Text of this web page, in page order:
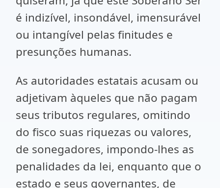
é indizível, insondável, imensurável
ou intangível pelas finitudes e
presunções humanas.
As autoridades estatais acusam ou
adjetivam àqueles que não pagam
seus tributos regulares, omitindo
do fisco suas riquezas ou valores,
de sonegadores, impondo-lhes as
penalidades da lei, enquanto que o
estado e seus governantes, de